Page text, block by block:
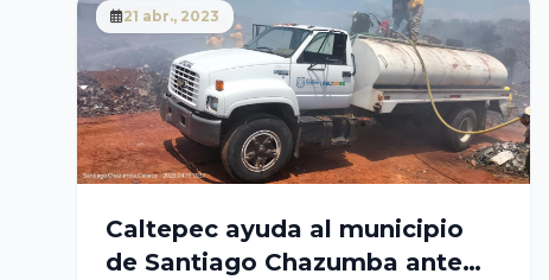
21 abr., 2023
Caltepec ayuda al municipio
de Santiago Chazumba ante